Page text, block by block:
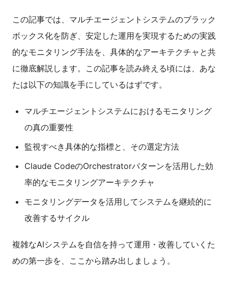
この記事では、マルチエージェントシステムのブラック
ボックス化を防ぎ、安定した運用を実現するための実践
的なモニタリング手法を、具体的なアーキテクチャと共
に徹底解説します。この記事を読み終える頃には、あな
たは以下の知識を手にしているはずです。
マルチエージェントシステムにおけるモニタリング
の真の重要性
監視すべき具体的な指標と、その選定方法
Claude CodeのOrchestratorパターンを活用した効
率的なモニタリングアーキテクチャ
モニタリングデータを活用してシステムを継続的に
改善するサイクル
複雑なAIシステムを自信を持って運用・改善していくた
めの第一歩を、ここから踏み出しましょう。